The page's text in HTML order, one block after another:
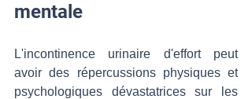
mentale
L'incontinence urinaire d'effort peut
avoir des répercussions physiques et
psychologiques dévastatrices sur les